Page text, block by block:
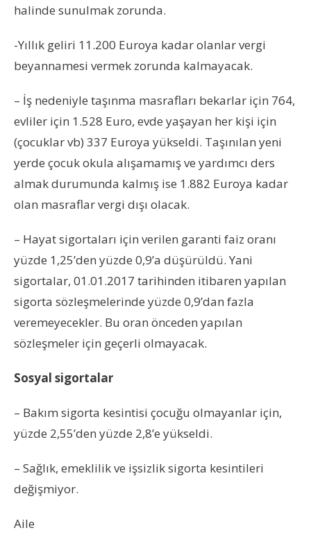
halinde sunulmak zorunda.
-Yıllık geliri 11.200 Euroya kadar olanlar vergi
beyannamesi vermek zorunda kalmayacak.
– İş nedeniyle taşınma masrafları bekarlar için 764,
evliler için 1.528 Euro, evde yaşayan her kişi için
(çocuklar vb) 337 Euroya yükseldi. Taşınılan yeni
yerde çocuk okula alışamamış ve yardımcı ders
almak durumunda kalmış ise 1.882 Euroya kadar
olan masraflar vergi dışı olacak.
– Hayat sigortaları için verilen garanti faiz oranı
yüzde 1,25’den yüzde 0,9’a düşürüldü. Yani
sigortalar, 01.01.2017 tarihinden itibaren yapılan
sigorta sözleşmelerinde yüzde 0,9’dan fazla
veremeyecekler. Bu oran önceden yapılan
sözleşmeler için geçerli olmayacak.
Sosyal sigortalar
– Bakım sigorta kesintisi çocuğu olmayanlar için,
yüzde 2,55’den yüzde 2,8’e yükseldi.
– Sağlık, emeklilik ve işsizlik sigorta kesintileri
değişmiyor.
Aile